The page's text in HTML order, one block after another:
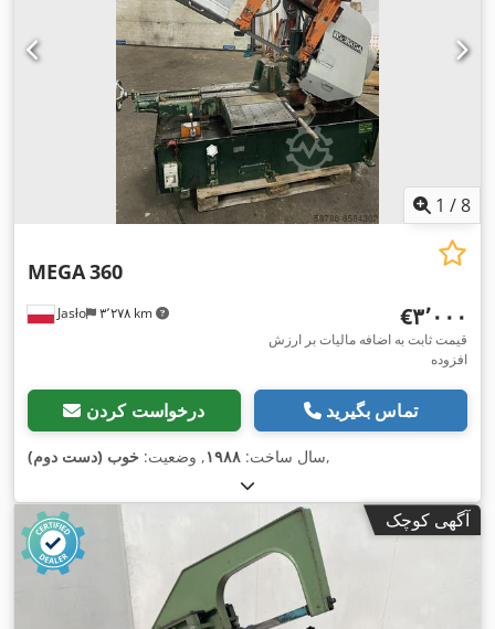
1 /8
Jasło ۳٬۲۷۸ km
MEGA360
‎€۳٬۰۰۰
قیمت ثابت به اضافه مالیات بر ارزش
افزوده
درخواست کردن تماس بگیرید
سال ساخت: ۱۹۸۸, وضعیت: خوب (دست دوم) ,
آگهی کوچک